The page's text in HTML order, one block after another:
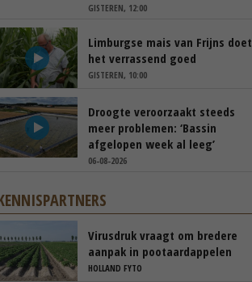
GISTEREN, 12:00
Limburgse mais van Frijns doet
het verrassend goed
GISTEREN, 10:00
Droogte veroorzaakt steeds
meer problemen: ‘Bassin
afgelopen week al leeg’
06-08-2026
Virusdruk vraagt om bredere
aanpak in pootaardappelen
HOLLAND FYTO